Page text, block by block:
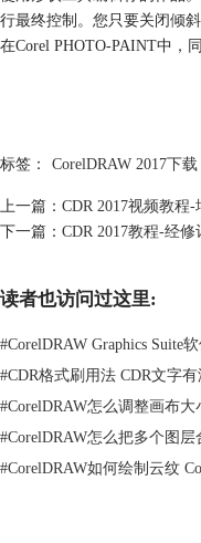
行最终控制。您只要关闭倾
在Corel PHOTO-PAINT中，
切换这些控件来自定义您的
就像在旧版本中一样，使用
刷笔尖的平滑度以绘制书法
尖。最基本的笔刷控件现在
延长设置实现更为广泛的艺术
标签： CorelDRAW 2017下载
上一篇： CDR 2017视频教程
下一篇： CDR 2017教程-经
读者也访问过这里:
#CorelDRAW Graphics Suite
#CDR格式刷用法 CDR文字
#CorelDRAW怎么调整画布
#CorelDRAW怎么把多个图
#CorelDRAW如何绘制云纹